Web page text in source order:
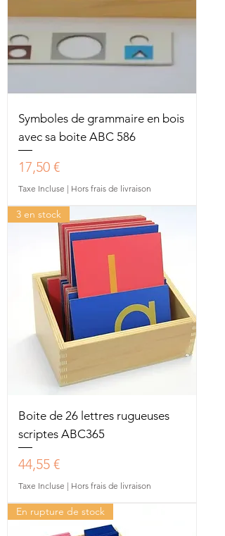
Symboles de grammaire en bois
avec sa boite ABC 586
Prix
17,50 €
Taxe Incluse | Hors frais de livraison
3 en stock
Boite de 26 lettres rugueuses
scriptes ABC365
Prix
44,55 €
Taxe Incluse | Hors frais de livraison
En rupture de stock